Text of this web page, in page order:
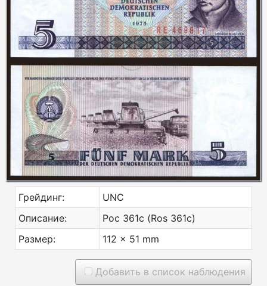
Грейдинг:
UNC
Описание:
Рос 361с (Ros 361c)
Размер:
112 x 51 mm
Добавить в список наблюдения